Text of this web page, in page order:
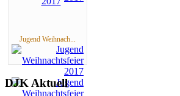
Jugend Weihnach...
DJK Aktuell